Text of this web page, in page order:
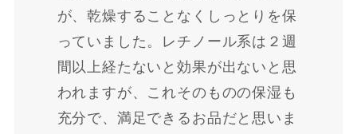
が、乾燥することなくしっとりを保
っていました。レチノール系は２週
間以上経たないと効果が出ないと思
われますが、これそのものの保湿も
充分で、満足できるお品だと思いま